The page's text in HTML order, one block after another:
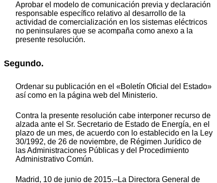
Aprobar el modelo de comunicación previa y declaración
responsable específico relativo al desarrollo de la
actividad de comercialización en los sistemas eléctricos
no peninsulares que se acompaña como anexo a la
presente resolución.
Segundo.
Ordenar su publicación en el «Boletín Oficial del Estado»
así como en la página web del Ministerio.
Contra la presente resolución cabe interponer recurso de
alzada ante el Sr. Secretario de Estado de Energía, en el
plazo de un mes, de acuerdo con lo establecido en la Ley
30/1992, de 26 de noviembre, de Régimen Jurídico de
las Administraciones Públicas y del Procedimiento
Administrativo Común.
Madrid, 10 de junio de 2015.–La Directora General de